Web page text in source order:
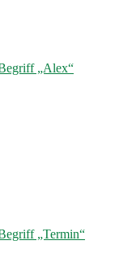
„Alex“
„Termin“